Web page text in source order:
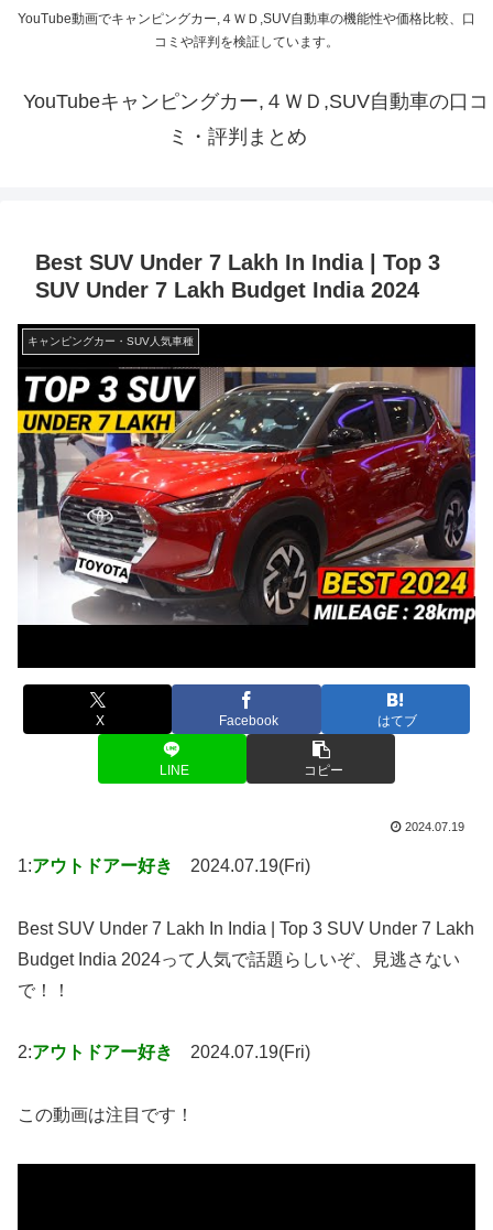
YouTube動画でキャンピングカー,４ＷＤ,SUV自動車の機能性や価格比較、口
コミや評判を検証しています。
YouTubeキャンピングカー,４ＷＤ,SUV自動車の口コ
ミ・評判まとめ
Best SUV Under 7 Lakh In India | Top 3
SUV Under 7 Lakh Budget India 2024
キャンピングカー・SUV人気車種
X Facebook はてブ
LINE コピー
2024.07.19
1:アウトドアー好き 2024.07.19(Fri)
Best SUV Under 7 Lakh In India | Top 3 SUV Under 7 Lakh
Budget India 2024って人気で話題らしいぞ、見逃さない
で！！
2:アウトドアー好き 2024.07.19(Fri)
この動画は注目です！